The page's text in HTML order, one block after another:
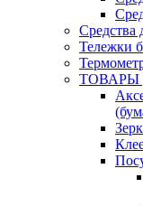
Средства
Тележки
ТОВАРЫ